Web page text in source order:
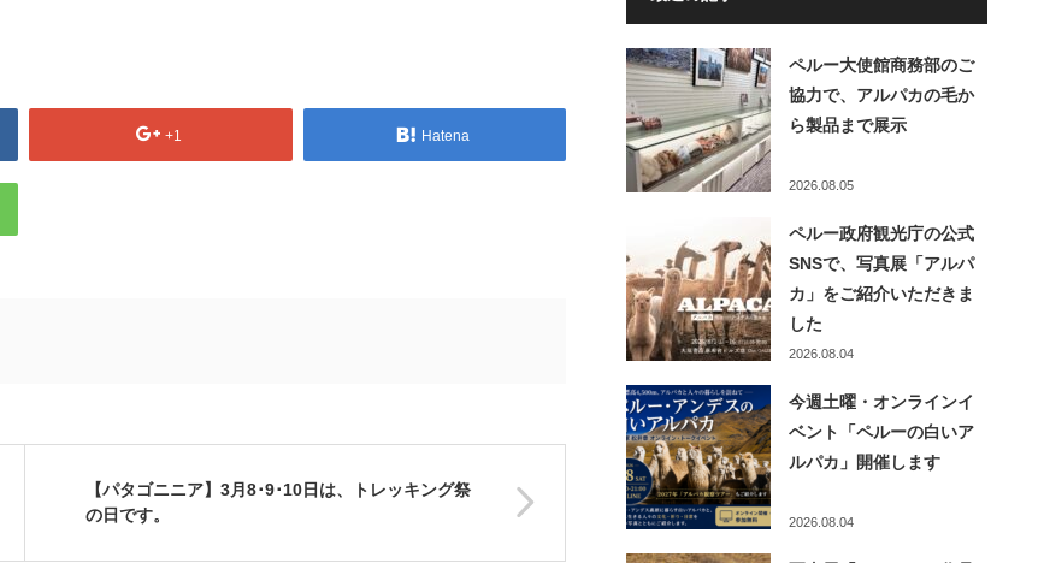
+1 Hatena
【パタゴニニア】3月8･9･10日は、トレッキング祭
の日です。
ペルー大使館商務部のご
協力で、アルパカの毛か
ら製品まで展示
2026.08.05
ペルー政府観光庁の公式
SNSで、写真展「アルパ
カ」をご紹介いただきま
した
2026.08.04
今週土曜・オンラインイ
ベント「ペルーの白いア
ルパカ」開催します
2026.08.04